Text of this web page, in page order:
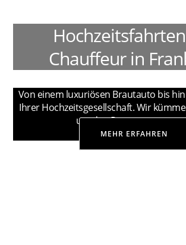
Chauffeur in
Von einem luxuriösen Brautauto bis
Ihrer Hochzeitsgesellschaft. Wir
um den
MEHR ERFAHREN